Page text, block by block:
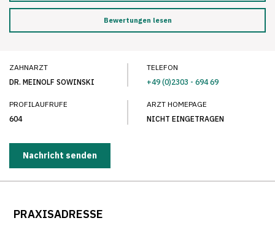
Bewertungen lesen
ZAHNARZT
DR. MEINOLF SOWINSKI
TELEFON
+49 (0)2303 - 694 69
PROFILAUFRUFE
604
ARZT HOMEPAGE
NICHT EINGETRAGEN
Nachricht senden
PRAXISADRESSE